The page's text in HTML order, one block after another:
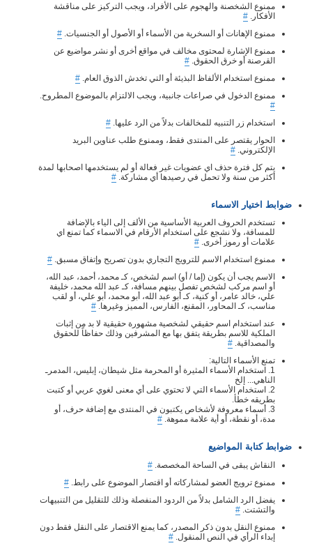
ممنوع الشخصنة والهجوم على الأفراد، ويجب التركيز على مناقشة
الأفكار. #
ممنوع الإهانات أو السخرية من الأسماء أو الأصول أو الجنسيات. #
ممنوع الإشارة لمحتوى مخالف في مواقع أخرى أو نشر مواضيع عن
القرصنة أو خرق الحقوق. #
ممنوع استخدام الألفاظ البذيئة أو التي تخدش الذوق العام. #
ممنوع الدخول في صراعات جانبية، ويجب الالتزام بالموضوع المطروح.
#
استخدام زر التنبيه للمخالفات بدلاً من الرد عليها. #
الحوار يقتصر على المنتدى فقط، وممنوع طلب عناوين البريد
الإلكتروني. #
يتم كل فترة حذف اي عضويات غير فعالة أو لم يستخدمها اصحابها لمدة
أكثر من سنة ولا تحمل في رصيدها أي مشاركة. #
ضوابط اختيار الاسماء
تستخدم الحروف العربية الأساسية من الألف إلى الياء بالإضافة
للمسافة، ولا نشجع على استخدام الأرقام في الاسماء كما تمنع اي
علامات أو رموز أخرى. #
ممنوع استخدام الاسم للترويج التجاري بدون تصريح وإتفاق مسبق. #
الاسم يجب أن يكون (إما / أو) اسم لشخص، كـ محمد، أحمد، عبد الله،
أو اسم مركب لشخص تفصل بينهم مسافة، كـ عبد الله محمد، خليفة
علي، خالد عامر، أو كنية، كـ أبو عبد الله، أبو محمد، أبو علي، أو لقب
مناسب، كـ المحاور، المقنع، الفارس، المميز وغيرها. #
عند استخدام اسم حقيقي لشخصية مشهورة حقيقية لا بد من إثبات
الملكية للاسم بطريقة يتفق بها مع المشرفين وذلك حفاظاً للحقوق
والمصداقية. #
تمنع الأسماء التالية:
1. استخدام الأسماء المثيرة أو المحرمة مثل شيطان، إبليس، المدمرـ
الناهي... إلخ
2. استخدام الأسماء التي لا تحتوي على أي معنى لغوي عربي أو كتبت
بطريقه خطأ.
3. أسماء معروفة لأشخاص يكتبون في المنتدى مع إضافة حرف، أو
مدة، أو نقطة، أو أية علامة مموهة. #
ضوابط كتابة المواضيع
النقاش يبقى في الساحة المخصصة. #
ممنوع ترويج العضو لمشاركاته أو اقتصار الموضوع على رابط. #
يفضل الرد الشامل بدلاً من الردود المنفصلة وذلك للتقليل من التنبيهات
والتشتت. #
ممنوع النقل بدون ذكر المصدر، كما يمنع الاقتصار على النقل فقط دون
إبداء الرأي في النص المنقول. #